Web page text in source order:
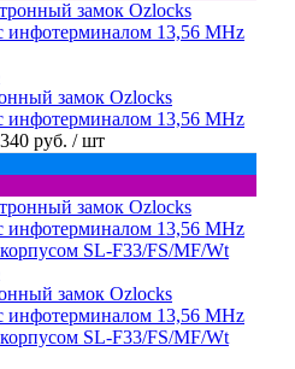
замок Ozlocks
инфотерминалом 13,56 MHz
руб. / шт
замок Ozlocks
инфотерминалом 13,56 MHz
SL-F33/FS/MF/Wt